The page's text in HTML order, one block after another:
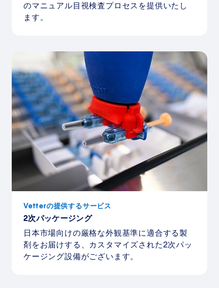
のマニュアル目視検査プロセスを提供いたし
ます。
Vetterの提供するサービス
2次パッケージング
日本市場向けの厳格な外観基準に適合する製
剤をお届けする、カスタマイズされた2次パッ
ケージング設備がございます。